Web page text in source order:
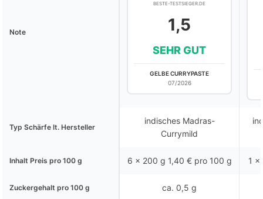
Note
BESTE-TESTSIEGER.DE
1,5
SEHR GUT
GELBE CURRYPASTE
07/2026
Typ Schärfe lt. Hersteller
indisches Madras-
Currymild
Inhalt Preis pro 100 g 6 x 200 g 1,40 € pro 100 g 1 x
Zuckergehalt pro 100 g ca. 0,5 g